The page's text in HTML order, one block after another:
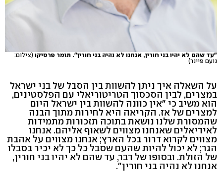
"עד שהם לא יהיו בני חורין, אנחנו לא נהיה בני חורין". תומר פרסיקו (צילום:
נועם פיינר)
על השאלה איך ניתן להשוות בין הסבל של בני ישראל
במצרים, לבין הסכסוך הטריטוריאלי עם הפלסטינים,
הוא משיב כי "אין כוונה להשוות בין ישראל היום
למצרים של אז. הקריאה היא לחירות מתוך הבנה
שהמסורת שלנו נושאת בתוכה תזכורות מתמידות
לאידיאלים שאנחנו מצווים לשאוף אליהם. אנחנו
מצווים לקרוא דרור בכל הארץ; אנחנו מצווים על אהבת
הגר; לא יכול להיות שהעם שסבל כל כך לא יכיר בסבלו
של הזולת. ובסופו של דבר, עד שהם לא יהיו בני חורין,
אנחנו לא נהיה בני חורין".